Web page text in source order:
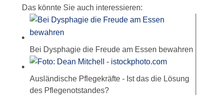
Das könnte Sie auch interessieren:
Bei Dysphagie die Freude am Essen bewahren
Ausländische Pflegekräfte - Ist das die Lösung
des Pflegenotstandes?